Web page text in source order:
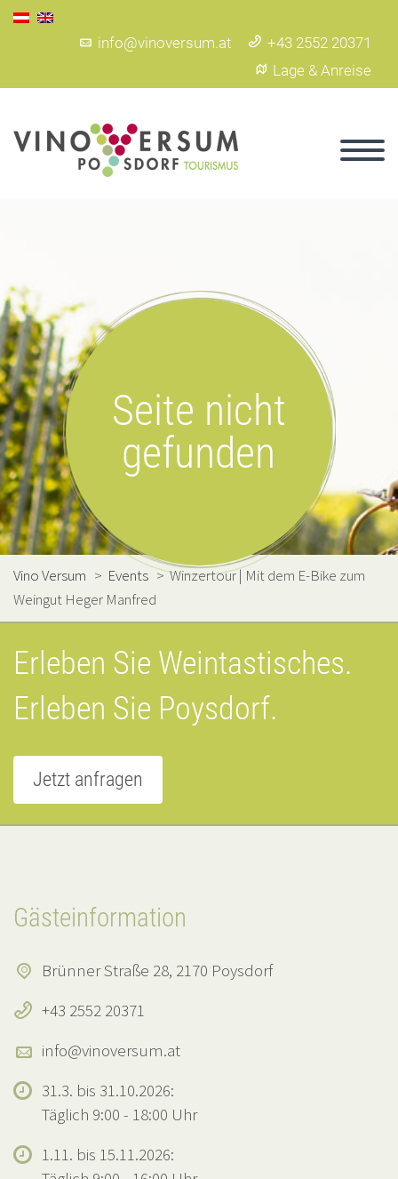
info@vinoversum.at
+43 2552 20371
Lage & Anreise
Seite nicht
gefunden
Vino Versum > Events >Winzertour | Mit dem E-Bike zum
Weingut Heger Manfred
Erleben Sie Weintastisches.
Erleben Sie Poysdorf.
Jetzt anfragen
Gästeinformation
Brünner Straße 28, 2170 Poysdorf
+43 2552 20371
info@vinoversum.at
31.3. bis 31.10.2026:
Täglich 9:00 - 18:00 Uhr
1.11. bis 15.11.2026: